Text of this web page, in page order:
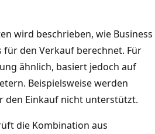
wird beschrieben, wie Business
für den Verkauf berechnet. Für
ähnlich, basiert jedoch auf
Beispielsweise werden
Einkauf nicht unterstützt.
die Kombination aus